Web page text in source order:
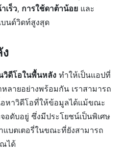
เร็ว, การใช้ดาต้าน้อย และ
นด์วิดท์สูงสุด
วิดีโอในพื้นหลัง ทำให้เป็นแอปที่
ลายอย่างพร้อมกัน เราสามารถ
หาวิดีโอที่ให้ข้อมูลได้แม้ขณะ
ดับอยู่ ซึ่งมีประโยชน์เป็นพิเศษ
บตเตอรี่ในขณะที่ยังสามารถ
ได้